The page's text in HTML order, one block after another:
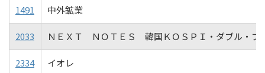
1491 中外鉱業
2033 ＮＥＸＴ ＮＯＴＥＳ 韓国ＫＯＳＰＩ・ダブル・
2334 イオレ